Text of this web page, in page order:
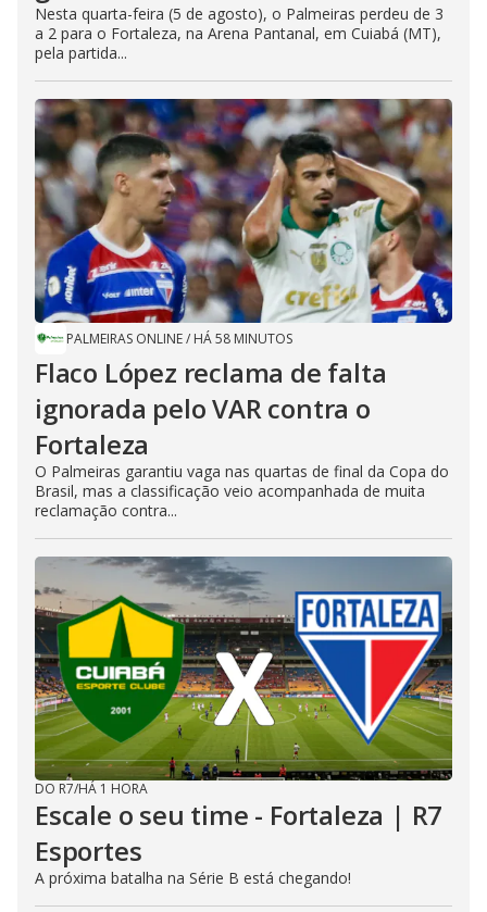
Nesta quarta-feira (5 de agosto), o Palmeiras perdeu de 3
a 2 para o Fortaleza, na Arena Pantanal, em Cuiabá (MT),
pela partida...
PALMEIRAS ONLINE/ HÁ 58 MINUTOS
Flaco López reclama de falta
ignorada pelo VAR contra o
Fortaleza
O Palmeiras garantiu vaga nas quartas de final da Copa do
Brasil, mas a classificação veio acompanhada de muita
reclamação contra...
DO R7/HÁ 1 HORA
Escale o seu time - Fortaleza | R7
Esportes
A próxima batalha na Série B está chegando!